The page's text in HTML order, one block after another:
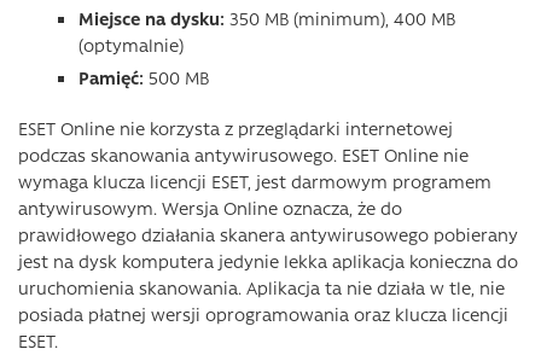
Miejsce na dysku: 350 MB (minimum), 400 MB
(optymalnie)
Pamięć: 500 MB
ESET Online nie korzysta z przeglądarki internetowej
podczas skanowania antywirusowego. ESET Online nie
wymaga klucza licencji ESET, jest darmowym programem
antywirusowym. Wersja Online oznacza, że do
prawidłowego działania skanera antywirusowego pobierany
jest na dysk komputera jedynie lekka aplikacja konieczna do
uruchomienia skanowania. Aplikacja ta nie działa w tle, nie
posiada płatnej wersji oprogramowania oraz klucza licencji
ESET.